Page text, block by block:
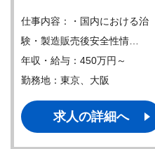
仕事内容：・国内における治
験・製造販売後安全性情…
年収・給与：450万円～
勤務地：東京、大阪
求人の詳細へ